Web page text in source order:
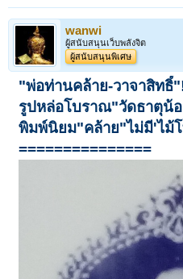
wanwi
ผู้สนับสนุนเว็บพลังจิต
ผู้สนับสนุนพิเศษ
"พ่อท่านคล้าย-วาจาสิทธิ์
รูปหล่อโบราณ"วัดธาตุน้
พิมพ์นิยม"คล้าย"ไม่มี'ไม้
===============